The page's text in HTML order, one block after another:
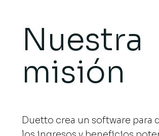
Nuestra
misión
Duetto crea un software para